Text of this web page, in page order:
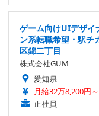
ゲーム向けUIデザイ
ン系転職希望・駅チ
区錦二丁目
株式会社GUM
愛知県
月給32万8,200円
正社員